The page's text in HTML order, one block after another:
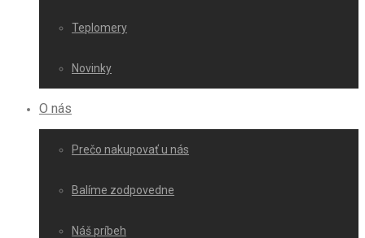
Teplomery
Novinky
O nás
Prečo nakupovať u nás
Balíme zodpovedne
Náš príbeh